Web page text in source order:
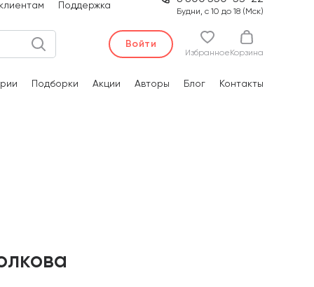
Поддержка
Будни, с 10 до 18 (Мск)
Войти
Избранное Корзина
Подборки Акции Авторы Блог Контакты